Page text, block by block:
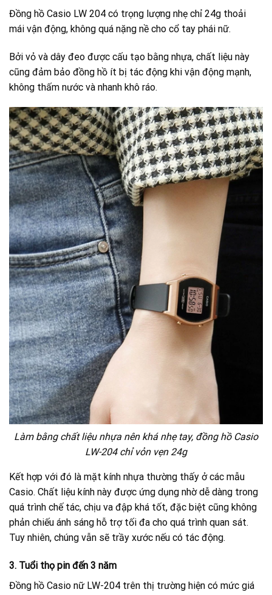
Đồng hồ Casio LW 204 có trọng lượng nhẹ chỉ 24g thoải
mái vận động, không quá nặng nề cho cổ tay phái nữ.
Bởi vỏ và dây đeo được cấu tạo bằng nhựa, chất liệu này
cũng đảm bảo đồng hồ ít bị tác động khi vận động mạnh,
không thấm nước và nhanh khô ráo.
Làm bằng chất liệu nhựa nên khá nhẹ tay, đồng hồ Casio
LW-204 chỉ vỏn vẹn 24g
Kết hợp với đó là mặt kính nhựa thường thấy ở các mẫu
Casio. Chất liệu kính này được ứng dụng nhờ dễ dàng trong
quá trình chế tác, chịu va đập khá tốt, đặc biệt cũng không
phản chiếu ánh sáng hỗ trợ tối đa cho quá trình quan sát.
Tuy nhiên, chúng vẫn sẽ trầy xước nếu có tác động.
3. Tuổi thọ pin đến 3 năm
Đồng hồ Casio nữ LW-204 trên thị trường hiện có mức giá